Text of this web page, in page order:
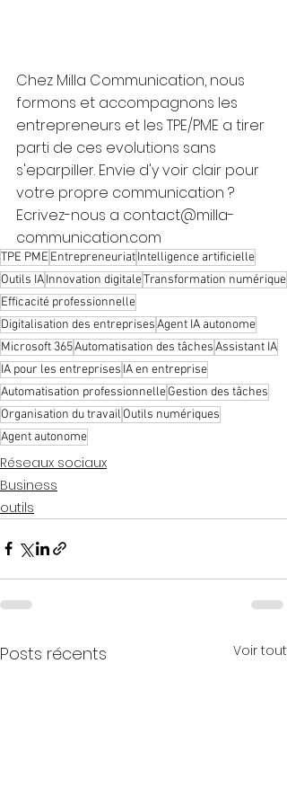
Chez Milla Communication, nous
formons et accompagnons les
entrepreneurs et les TPE/PME a tirer
parti de ces evolutions sans
s'eparpiller. Envie d'y voir clair pour
votre propre communication ?
Ecrivez-nous a contact@milla-
communication.com
TPE PME EntrepreneuriatIntelligence artificielle
Outils IAInnovation digitaleTransformation numérique
Efficacité professionnelle
Digitalisation des entreprisesAgent IA autonome
Microsoft 365Automatisation des tâchesAssistant IA
IA pour les entreprises IA en entreprise
Automatisation professionnelleGestion des tâches
Organisation du travail Outils numériques
Agent autonome
Réseaux sociaux
Business
outils
Posts récents Voir tout